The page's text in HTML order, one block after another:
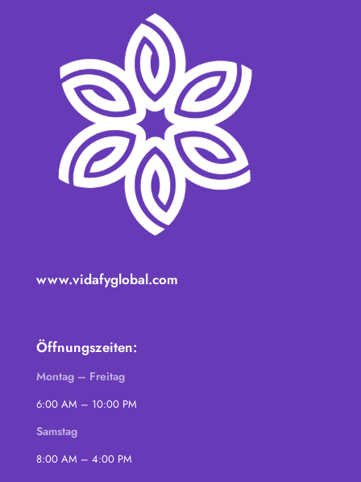
www.vidafyglobal.com
Öffnungszeiten:
Montag – Freitag
6:00 AM – 10:00 PM
Samstag
8:00 AM – 4:00 PM